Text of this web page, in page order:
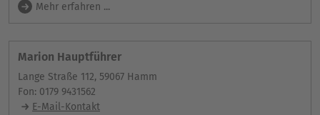
Mehr erfahren ...
Marion Hauptführer
Lange Straße 112, 59067 Hamm
Fon: 0179 9431562
E-Mail-Kontakt